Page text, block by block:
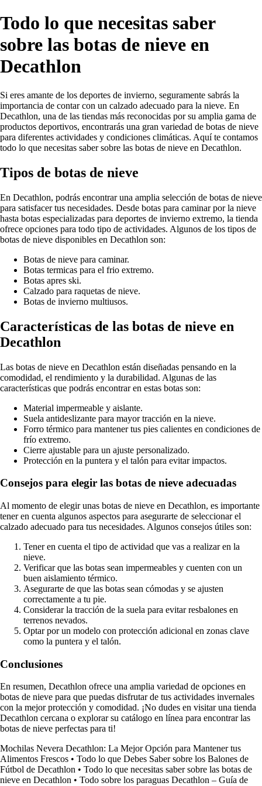
Todo lo que necesitas saber
sobre las botas de nieve en
Decathlon
Si eres amante de los deportes de invierno, seguramente sabrás la
importancia de contar con un calzado adecuado para la nieve. En
Decathlon, una de las tiendas más reconocidas por su amplia gama de
productos deportivos, encontrarás una gran variedad de botas de nieve
para diferentes actividades y condiciones climáticas. Aquí te contamos
todo lo que necesitas saber sobre las botas de nieve en Decathlon.
Tipos de botas de nieve
En Decathlon, podrás encontrar una amplia selección de botas de nieve
para satisfacer tus necesidades. Desde botas para caminar por la nieve
hasta botas especializadas para deportes de invierno extremo, la tienda
ofrece opciones para todo tipo de actividades. Algunos de los tipos de
botas de nieve disponibles en Decathlon son:
Botas de nieve para caminar.
Botas termicas para el frio extremo.
Botas apres ski.
Calzado para raquetas de nieve.
Botas de invierno multiusos.
Características de las botas de nieve en
Decathlon
Las botas de nieve en Decathlon están diseñadas pensando en la
comodidad, el rendimiento y la durabilidad. Algunas de las
características que podrás encontrar en estas botas son:
Material impermeable y aislante.
Suela antideslizante para mayor tracción en la nieve.
Forro térmico para mantener tus pies calientes en condiciones de
frío extremo.
Cierre ajustable para un ajuste personalizado.
Protección en la puntera y el talón para evitar impactos.
Consejos para elegir las botas de nieve adecuadas
Al momento de elegir unas botas de nieve en Decathlon, es importante
tener en cuenta algunos aspectos para asegurarte de seleccionar el
calzado adecuado para tus necesidades. Algunos consejos útiles son:
Tener en cuenta el tipo de actividad que vas a realizar en la
nieve.
Verificar que las botas sean impermeables y cuenten con un
buen aislamiento térmico.
Asegurarte de que las botas sean cómodas y se ajusten
correctamente a tu pie.
Considerar la tracción de la suela para evitar resbalones en
terrenos nevados.
Optar por un modelo con protección adicional en zonas clave
como la puntera y el talón.
Conclusiones
En resumen, Decathlon ofrece una amplia variedad de opciones en
botas de nieve para que puedas disfrutar de tus actividades invernales
con la mejor protección y comodidad. ¡No dudes en visitar una tienda
Decathlon cercana o explorar su catálogo en línea para encontrar las
botas de nieve perfectas para ti!
Mochilas Nevera Decathlon: La Mejor Opción para Mantener tus
Alimentos Frescos • Todo lo que Debes Saber sobre los Balones de
Fútbol de Decathlon • Todo lo que necesitas saber sobre las botas de
nieve en Decathlon • Todo sobre los paraguas Decathlon – Guía de